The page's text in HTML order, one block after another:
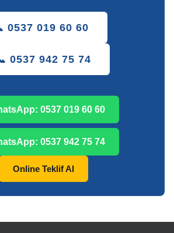
0537 019 60 60
0537 942 75 74
0537 019 60 60
0537 942 75 74
Online Teklif Al